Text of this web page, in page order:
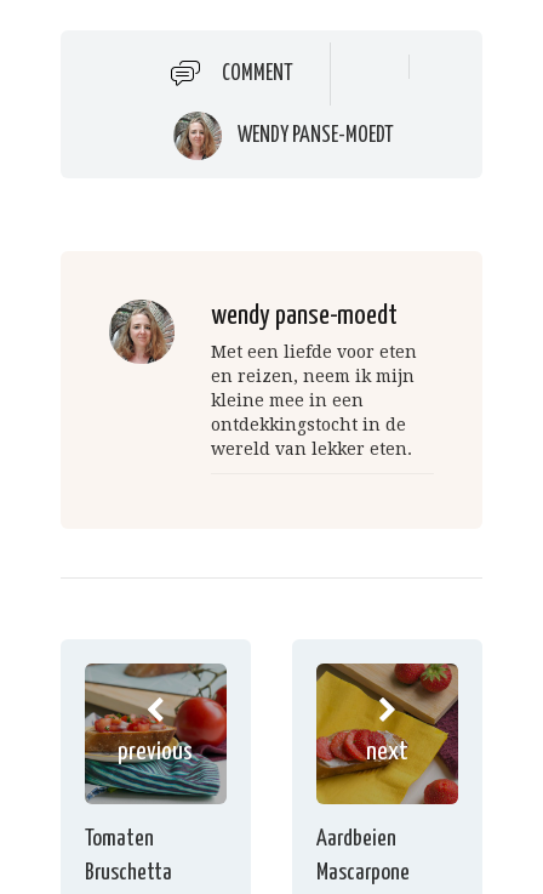
COMMENT
WENDY PANSE-MOEDT
wendy panse-moedt
Met een liefde voor eten
en reizen, neem ik mijn
kleine mee in een
ontdekkingstocht in de
wereld van lekker eten.
previous
Tomaten
Bruschetta
next
Aardbeien
Mascarpone